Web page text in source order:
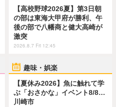
【高校野球2026夏】第3日朝
の部は東海大甲府が勝利、午
後の部で八幡商と健大高崎が
激突
2026.8.7 Fri 12:45
趣味・娯楽
【夏休み2026】魚に触れて学
ぶ「おさかな」イベント8/8…
川崎市